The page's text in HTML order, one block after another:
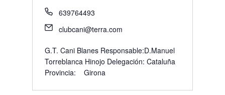
639764493
clubcani@terra.com
G.T. Cani Blanes Responsable:D.Manuel
Torreblanca Hinojo Delegación: Cataluña
Provincia: Girona